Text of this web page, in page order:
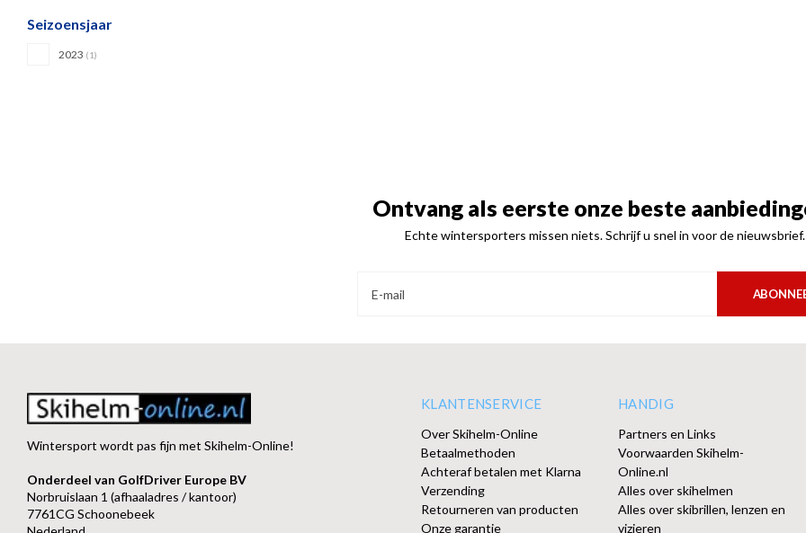
Seizoensjaar
2023 (1)
Ontvang als eerste onze beste
Echte wintersporters missen niets. Schrijf u snel in voor de nieuwsbrief.
Wintersport wordt pas fijn met Skihelm-Online!
Onderdeel van GolfDriver Europe BV
Norbruislaan 1 (afhaaladres / kantoor)
7761CG Schoonebeek
KLANTENSERVICE
Over Skihelm-Online
Betaalmethoden
Achteraf betalen met Klarna
Verzending
Retourneren van producten
Onze garantie
HANDIG
Partners en Links
Voorwaarden Skihelm-
Online.nl
Alles over skihelmen
Alles over skibrillen, lenzen en
vizieren